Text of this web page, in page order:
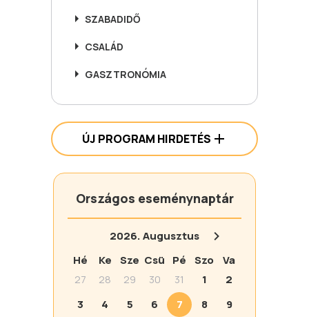
SZABADIDŐ
CSALÁD
GASZTRONÓMIA
ÚJ PROGRAM HIRDETÉS
Országos eseménynaptár
2026.Augusztus
Hé
Ke Sze Csü Pé Szo
Va
27
28 29 30 31 1
2
3
4 5 6 7 8
9